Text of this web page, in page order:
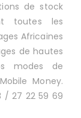
de stock
toutes les
Africaines
de hautes
modes de
Money.
/ 27 22 59 69